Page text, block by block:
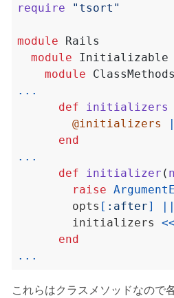
require "tsort"
module
Rails
module
Initializable
module
ClassMethods
...
def
initializers
@initializers
end
...
def
initializer (
raise
        opts
[ :after]
        initializers
<<
end
...
これらはクラスメソッドなので